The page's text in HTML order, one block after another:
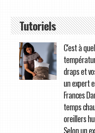
Tutoriels
C'est à
draps et
un expert
Frances
temps
oreillers
Selon un